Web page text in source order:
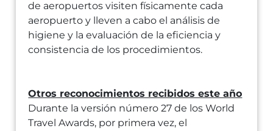
de aeropuertos visiten físicamente cada
aeropuerto y lleven a cabo el análisis de
higiene y la evaluación de la eficiencia y
consistencia de los procedimientos.
Otros reconocimientos recibidos este año
Durante la versión número 27 de los World
Travel Awards, por primera vez, el